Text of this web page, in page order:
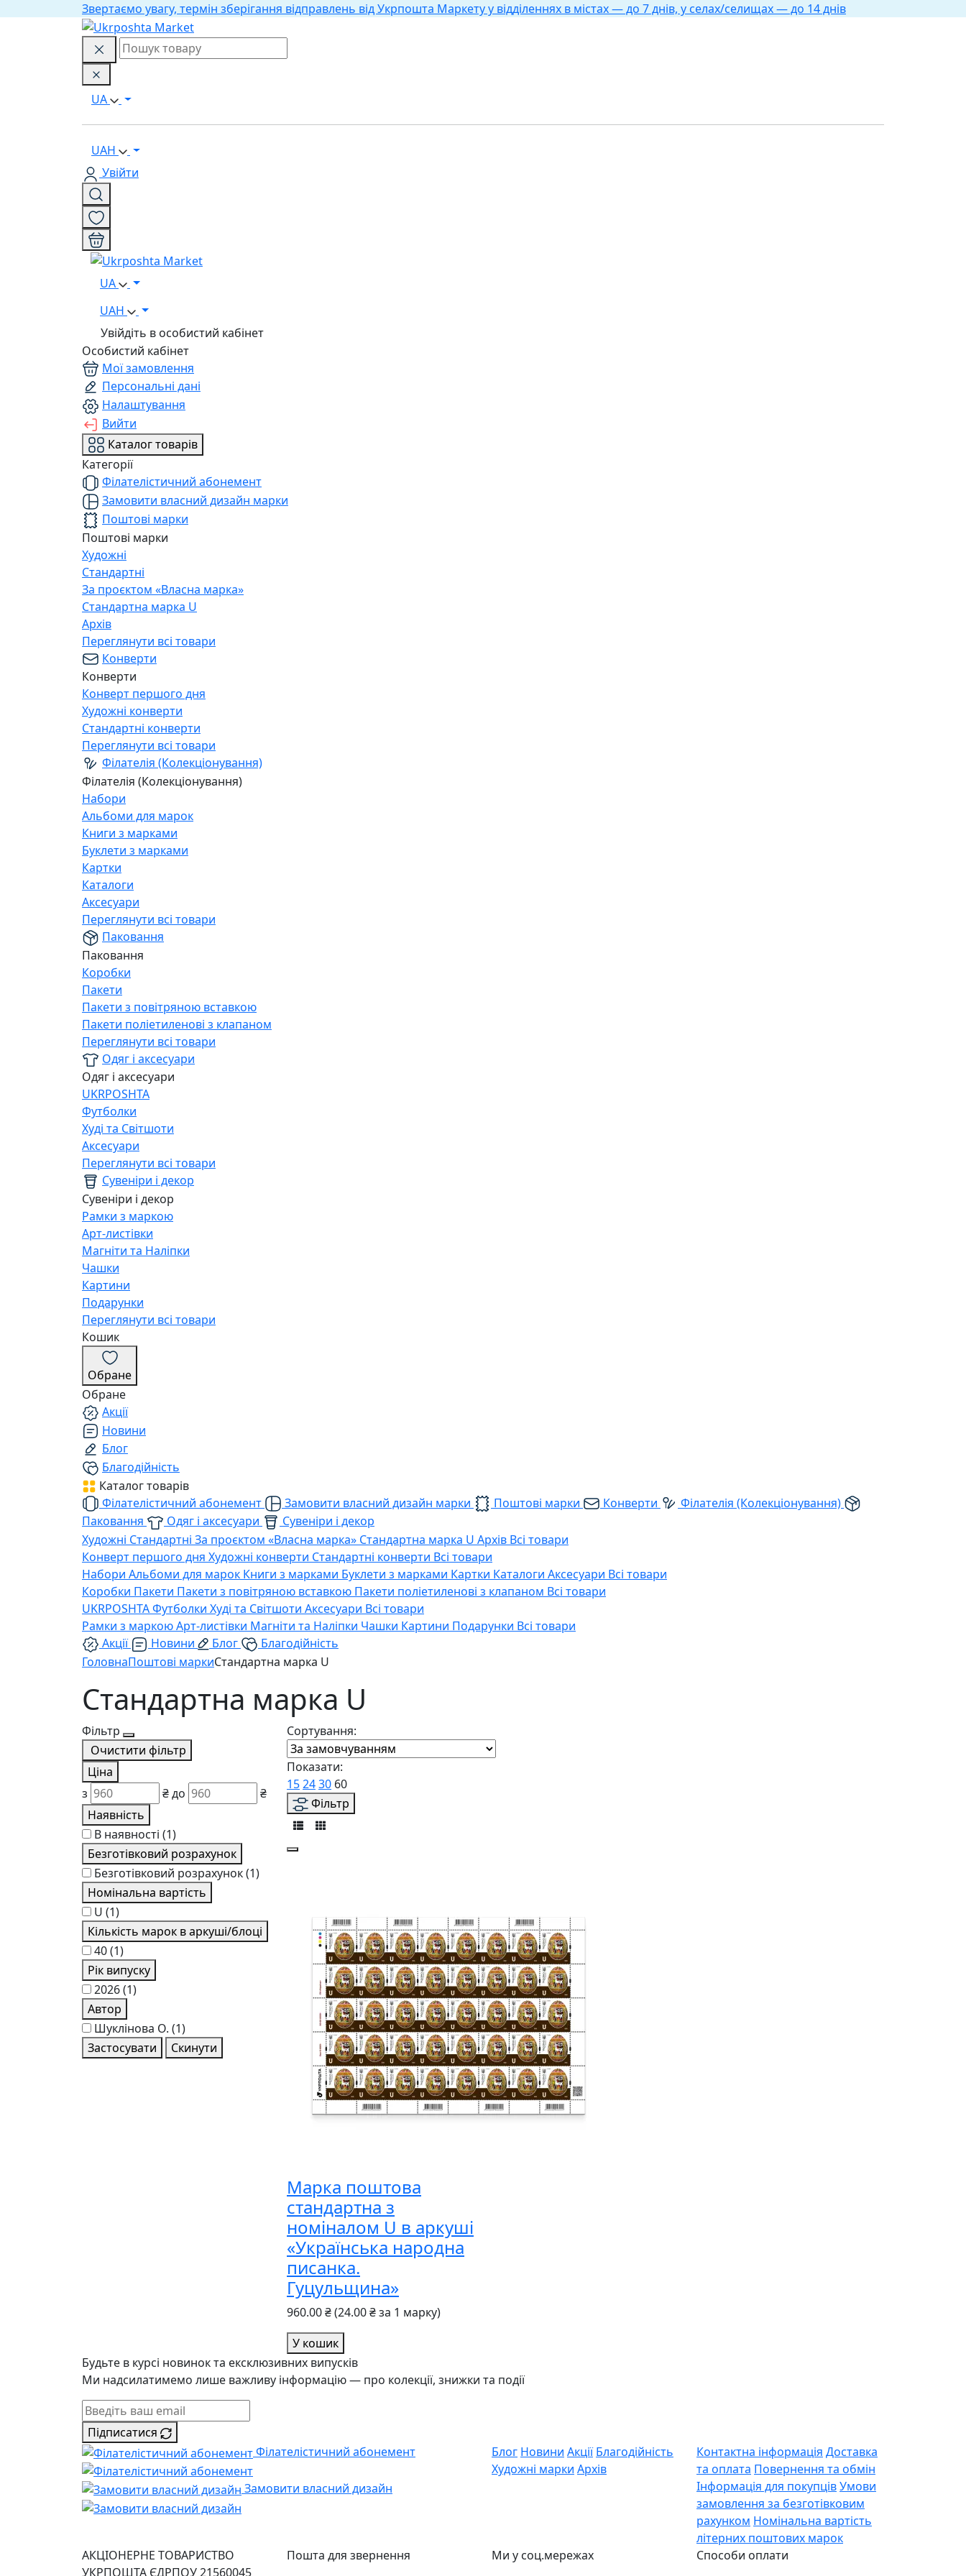
Звертаємо увагу, термін зберігання відправлень від Укрпошта Маркету у відділеннях в містах — до 7 днів, у селах/селищах — до 14 днів
UA
UAH
Увійти
UA
UAH
Увійдіть в особистий кабінет
Особистий кабінет
Мої замовлення
Персональні дані
Налаштування
Вийти
Каталог товарів
Категорії
Філателістичний абонемент
Замовити власний дизайн марки
Поштові марки
Поштові марки
Художні
Стандартні
За проєктом «Власна марка»
Стандартна марка U
Архів
Переглянути всі товари
Конверти
Конверти
Конверт першого дня
Художні конверти
Стандартні конверти
Переглянути всі товари
Філателія (Колекціонування)
Філателія (Колекціонування)
Набори
Альбоми для марок
Книги з марками
Буклети з марками
Картки
Каталоги
Аксесуари
Переглянути всі товари
Паковання
Паковання
Коробки
Пакети
Пакети з повітряною вставкою
Пакети поліетиленові з клапаном
Переглянути всі товари
Одяг і аксесуари
Одяг і аксесуари
UKRPOSHTA
Футболки
Худі та Світшоти
Аксесуари
Переглянути всі товари
Сувеніри і декор
Сувеніри і декор
Рамки з маркою
Арт-листівки
Магніти та Наліпки
Чашки
Картини
Подарунки
Переглянути всі товари
Кошик
Обране
Обране
Акції
Новини
Блог
Благодійність
Каталог товарів
Філателістичний абонемент
Замовити власний дизайн марки Поштові марки Конверти
Філателія (Колекціонування)
Паковання
Одяг і аксесуари
Сувеніри і декор
Художні Стандартні За проєктом «Власна марка» Стандартна марка U Архів Всі товари
Конверт першого дня Художні конверти Стандартні конверти Всі товари
Набори Альбоми для марок Книги з марками Буклети з марками Картки Каталоги Аксесуари Всі товари
Коробки Пакети Пакети з повітряною вставкою Пакети поліетиленові з клапаном Всі товари
UKRPOSHTAФутболки Худі та Світшоти Аксесуари Всі товари
Рамки з маркоюАрт-листівки Магніти та Наліпки Чашки Картини Подарунки Всі товари
Акції
Новини Блог
Благодійність
ГоловнаПоштові маркиСтандартна марка U
Стандартна марка U
Фільтр
Очистити фільтр
Ціна
з
₴до
₴
Наявність
В наявності (1)
Безготівковий розрахунок
Безготівковий розрахунок(1)
Номінальна вартість
U (1)
Кількість марок в аркуші/блоці
40(1)
Рік випуску
2026(1)
Автор
Шукліновa О. (1)
Застосувати
Скинути
Сортування:
Показати:
152430 60
Фільтр
Марка поштова
стандартна з
номіналом U в аркуші
«Українська народна
писанка.
Гуцульщина»
960.00 ₴(24.00 ₴ за 1 марку)
У кошик
Будьте в курсі новинок та ексклюзивних випусків
Ми надсилатимемо лише важливу інформацію — про колекції, знижки та події
Підписатися
Філателістичний абонемент
Замовити власний дизайн
Блог Новини Акції Благодійність
Художні марки Архів
Контактна інформація Доставка
та оплата Повернення та обмін
Інформація для покупцівУмови
замовлення за безготівковим
рахунком Номінальна вартість
літерних поштових марок
АКЦІОНЕРНЕ ТОВАРИСТВО
УКРПОШТА ЄДРПОУ 21560045
Пошта для звернення
Ми у соц.мережах Способи оплати